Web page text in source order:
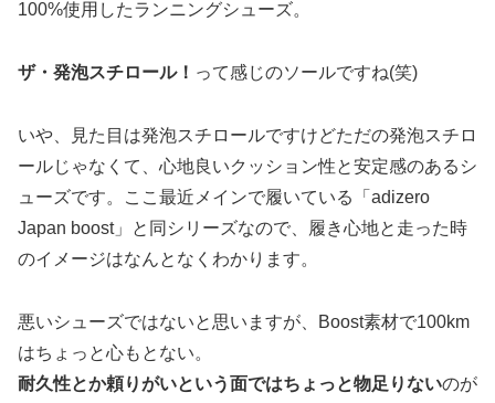
100%使用したランニングシューズ。
ザ・発泡スチロール！ って感じのソールですね(笑)
いや、見た目は発泡スチロールですけどただの発泡スチロ
ールじゃなくて、心地良いクッション性と安定感のあるシ
ューズです。ここ最近メインで履いている「adizero
Japan boost」と同シリーズなので、履き心地と走った時
のイメージはなんとなくわかります。
悪いシューズではないと思いますが、Boost素材で100km
はちょっと心もとない。
耐久性とか頼りがいという面ではちょっと物足りないのが